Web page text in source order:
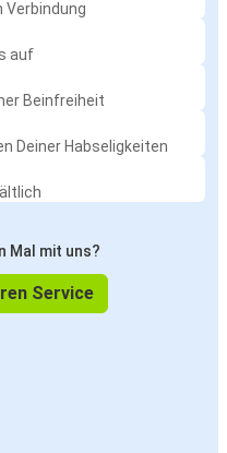
Verbindung
auf
Beinfreiheit
Deiner Habseligkeiten
Mal mit uns?
Service